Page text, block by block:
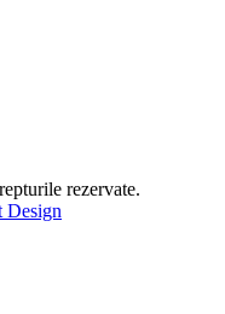
rezervate.
Design